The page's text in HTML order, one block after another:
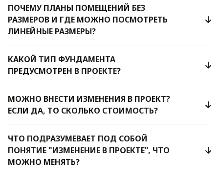
ПОЧЕМУ ПЛАНЫ ПОМЕЩЕНИЙ БЕЗ
РАЗМЕРОВ И ГДЕ МОЖНО ПОСМОТРЕТЬ
ЛИНЕЙНЫЕ РАЗМЕРЫ?
КАКОЙ ТИП ФУНДАМЕНТА
ПРЕДУСМОТРЕН В ПРОЕКТЕ?
МОЖНО ВНЕСТИ ИЗМЕНЕНИЯ В ПРОЕКТ?
ЕСЛИ ДА, ТО СКОЛЬКО СТОИМОСТЬ?
ЧТО ПОДРАЗУМЕВАЕТ ПОД СОБОЙ
ПОНЯТИЕ "ИЗМЕНЕНИЕ В ПРОЕКТЕ”, ЧТО
МОЖНО МЕНЯТЬ?